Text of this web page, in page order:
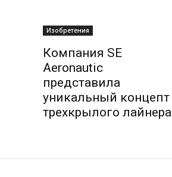
Изобретения
Компания SE
Aeronautic
представила
уникальный концепт
трехкрылого лайнера